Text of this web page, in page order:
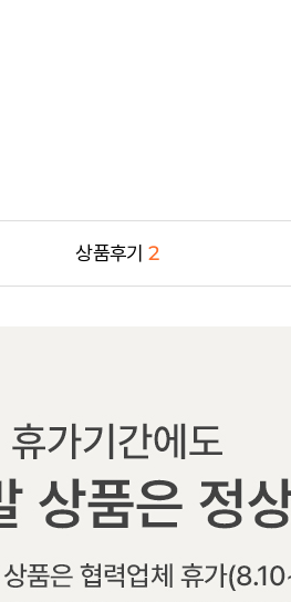
상품후기2